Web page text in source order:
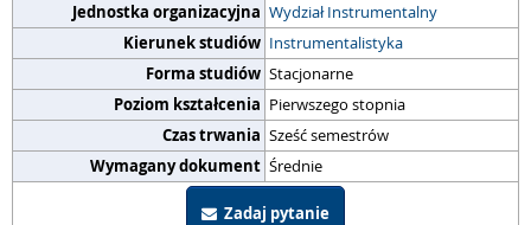
Jednostka organizacyjna Wydział Instrumentalny
Kierunek studiów Instrumentalistyka
Forma studiów Stacjonarne
Poziom kształcenia Pierwszego stopnia
Czas trwania Sześć semestrów
Wymagany dokument Średnie
Zadaj pytanie